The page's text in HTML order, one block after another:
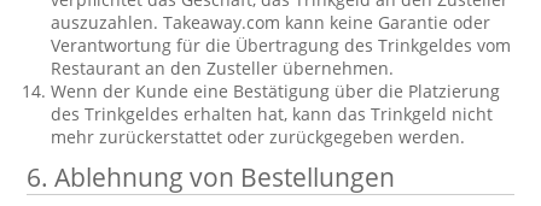
auszuzahlen. Takeaway.com kann keine Garantie oder
Verantwortung für die Übertragung des Trinkgeldes vom
Restaurant an den Zusteller übernehmen.
Wenn der Kunde eine Bestätigung über die Platzierung
des Trinkgeldes erhalten hat, kann das Trinkgeld nicht
mehr zurückerstattet oder zurückgegeben werden.
6. Ablehnung von Bestellungen